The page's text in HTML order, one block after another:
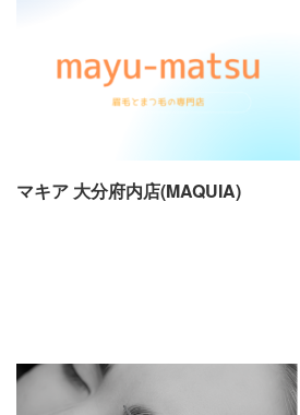
マキア 大分府内店(MAQUIA)